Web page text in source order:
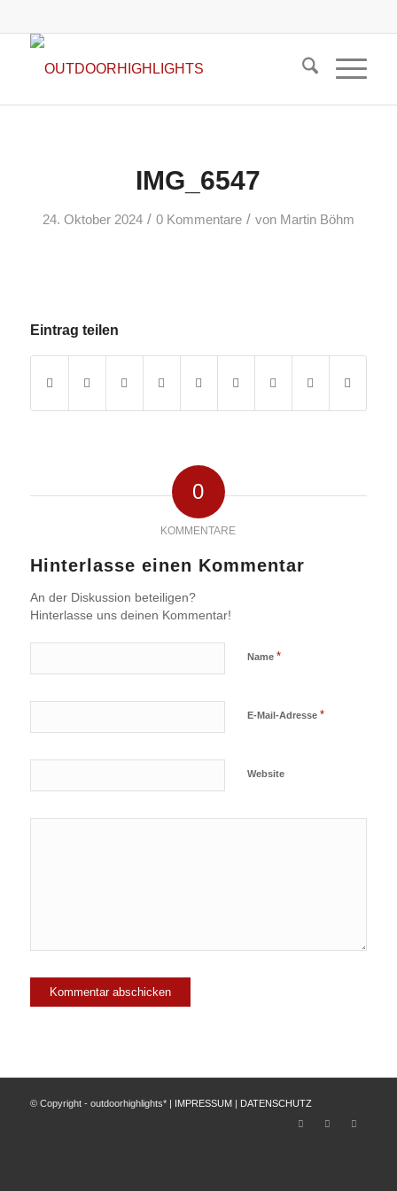
IMG_6547
24. Oktober 2024 / 0 Kommentare / von Martin Böhm
Eintrag teilen
0
KOMMENTARE
Hinterlasse einen Kommentar
An der Diskussion beteiligen?
Hinterlasse uns deinen Kommentar!
Name *
E-Mail-Adresse *
Website
© Copyright - outdoorhighlights* | IMPRESSUM DATENSCHUTZ